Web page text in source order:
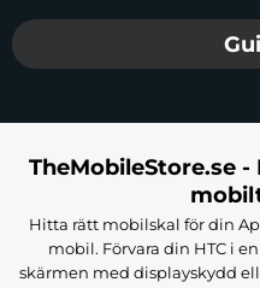
TheMobileStore.se
Hitta rätt mobilskal för din
mobil. Förvara din HTC i
skärmen med displayskydd